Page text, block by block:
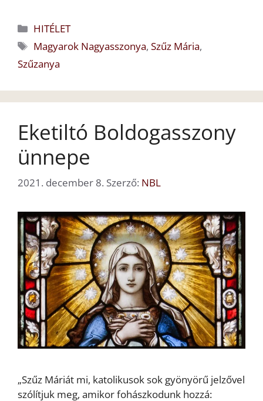
Kategória
HITÉLET
Címkék
Magyarok Nagyasszonya,Szűz Mária,
Szűzanya
Eketiltó Boldogasszony
ünnepe
2021. december 8. Szerző: NBL
„Szűz Máriát mi, katolikusok sok gyönyörű jelzővel
szólítjuk meg, amikor fohászkodunk hozzá: